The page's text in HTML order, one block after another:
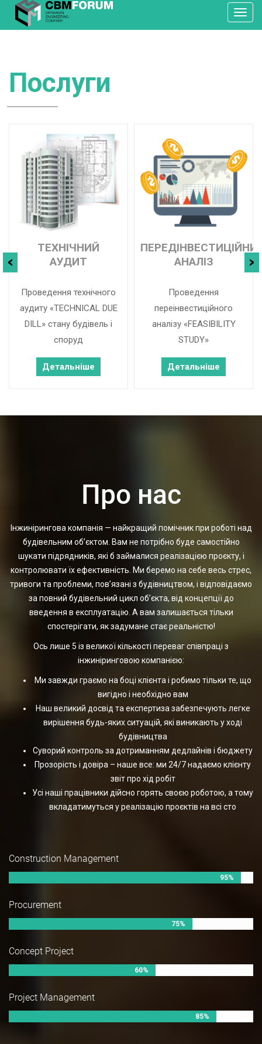
Послуги
ТЕХНІЧНИЙ
АУДИТ
Проведення технічного
аудиту «TECHNICAL DUE
DILL» стану будівель і
споруд
Детальніше
АНАЛІЗ
Проведення
переінвестиційного
аналізу «FEASIBILITY
STUDY»
Детальніше
Про нас
Інжинірингова компанія — найкращий помічник при роботі над
будівельним об’єктом. Вам не потрібно буде самостійно
шукати підрядників, які б займалися реалізацією проєкту, і
контролювати їх ефективність. Ми беремо на себе весь стрес,
тривоги та проблеми, пов’язані з будівництвом, і відповідаємо
за повний будівельний цикл об’єкта, від концепції до
введення в експлуатацію. А вам залишається тільки
спостерігати, як задумане стає реальністю!
Ось лише 5 із великої кількості переваг співпраці з
інжиніринговою компанією:
Ми завжди граємо на боці клієнта і робимо тільки те, що
вигідно і необхідно вам
Наш великий досвід та експертиза забезпечують легке
вирішення будь-яких ситуацій, які виникають у ході
будівництва
Суворий контроль за дотриманням дедлайнів і бюджету
Прозорість і довіра – наше все: ми 24/7 надаємо клієнту
звіт про хід робіт
Усі наші працівники дійсно горять своєю роботою, а тому
вкладатимуться у реалізацію проєктів на всі сто
Construction Management
95%
Procurement
75%
Concept Project
60%
Project Management
85%